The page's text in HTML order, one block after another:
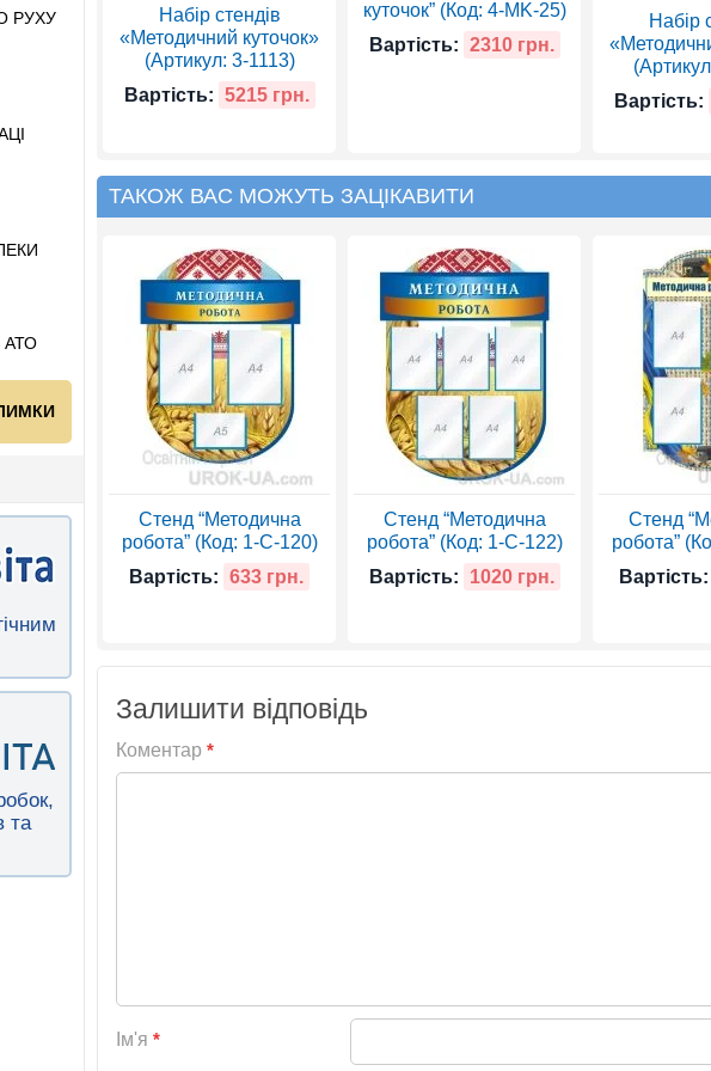
РУХУ
АТО
та
Набір стендів
«Методичний куточок»
(Артикул: 3-1113)
Вартість: 5215 грн.
куточок” (Код: 4-MK-25)
Вартість: 2310 грн.
Набір
Вартість:
ТАКОЖ ВАС МОЖУТЬ ЗАЦІКАВИТИ
Стенд “Методична
робота” (Код: 1-С-120)
Вартість: 633 грн.
Стенд “Методична
робота” (Код: 1-С-122)
Вартість:
1020 грн.
Стенд
робота”
Вартість:
Залишити відповідь
Коментар *
Ім'я *